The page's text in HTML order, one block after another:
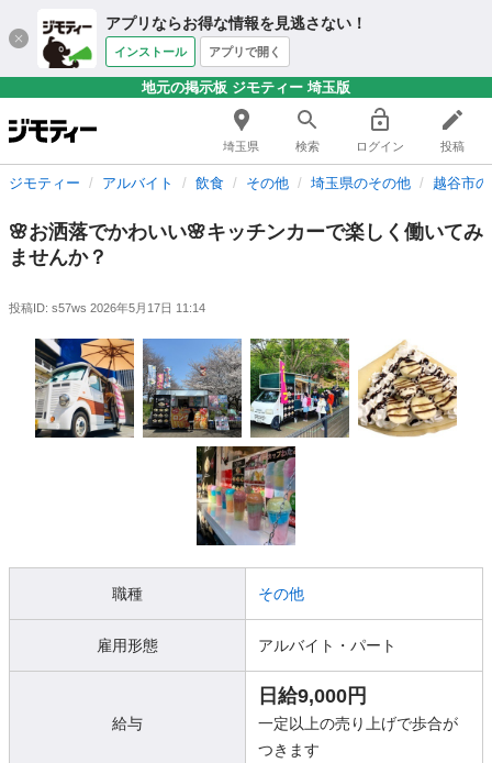
アプリならお得な情報を見逃さない！
インストール アプリで開く
地元の掲示板 ジモティー 埼玉版
埼玉県 検索 ログイン 投稿
ジモティー アルバイト 飲食 その他 埼玉県のその他 越谷市
🌸お洒落でかわいい🌸キッチンカーで楽しく働いてみ
ませんか？
投稿ID: s57ws 2026年5月17日 11:14
職種 その他
雇用形態 アルバイト・パート
給与
日給9,000円
一定以上の売り上げで歩合が
つきます